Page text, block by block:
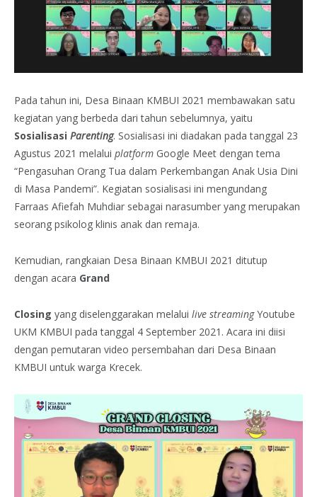
Pada tahun ini, Desa Binaan KMBUI 2021 membawakan satu
kegiatan yang berbeda dari tahun sebelumnya, yaitu
Sosialisasi Parenting. Sosialisasi ini diadakan pada tanggal 23
Agustus 2021 melalui platform Google Meet dengan tema
“Pengasuhan Orang Tua dalam Perkembangan Anak Usia Dini
di Masa Pandemi”. Kegiatan sosialisasi ini mengundang
Farraas Afiefah Muhdiar sebagai narasumber yang merupakan
seorang psikolog klinis anak dan remaja.
Kemudian, rangkaian Desa Binaan KMBUI 2021 ditutup
dengan acara Grand
Closing yang diselenggarakan melalui live streamingYoutube
UKM KMBUI pada tanggal 4 September 2021. Acara ini diisi
dengan pemutaran video persembahan dari Desa Binaan
KMBUI untuk warga Krecek.